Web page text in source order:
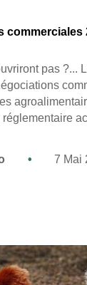
commerciales
pas ?...
réglementaire
• 7 Mai